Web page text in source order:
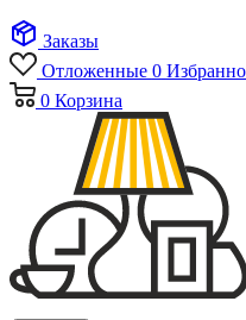
Заказы
Отложенные 0
0 Корзина